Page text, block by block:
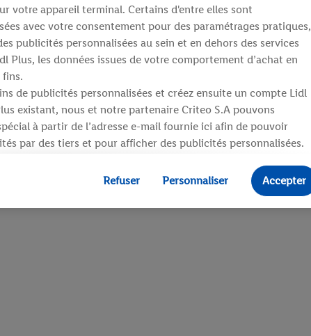
votre appareil terminal. Certains d'entre elles sont
avec votre consentement pour des paramétrages pratiques,
publicités personnalisées au sein et en dehors des services
Plus, les données issues de votre comportement d’achat en
fins.
de publicités personnalisées et créez ensuite un compte Lidl
existant, nous et notre partenaire Criteo S.A pouvons
à partir de l’adresse e-mail fournie ici afin de pouvoir
par des tiers et pour afficher des publicités personnalisées.
dispose Criteo S.A.
liées au reciblage, c’est-à-dire des publicités pour des
l’intérêt (par exemple en plaçant le produit dans un panier
Refuser Personnaliser Accepter